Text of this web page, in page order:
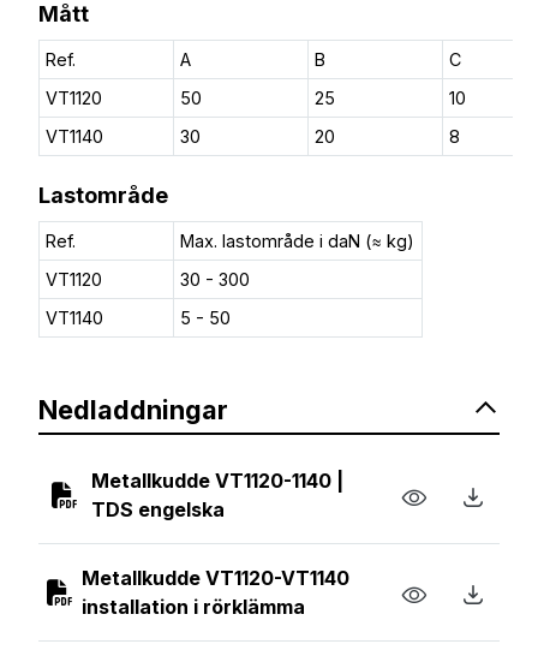
Mått
Ref. A B
C
VT1120
50 25
10
VT1140
30 20 8
Lastområde
Ref.
Max. lastområde i daN (≈ kg)
VT1120
30 - 300
VT1140
5 - 50
Nedladdningar
Metallkudde VT1120-1140 |
TDS engelska
Metallkudde VT1120-VT1140
installation i rörklämma